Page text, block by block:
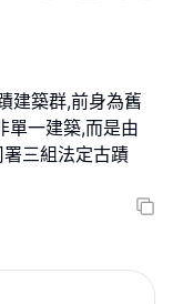
建築群,前身為舊
單一建築,而是由
三組法定古蹟